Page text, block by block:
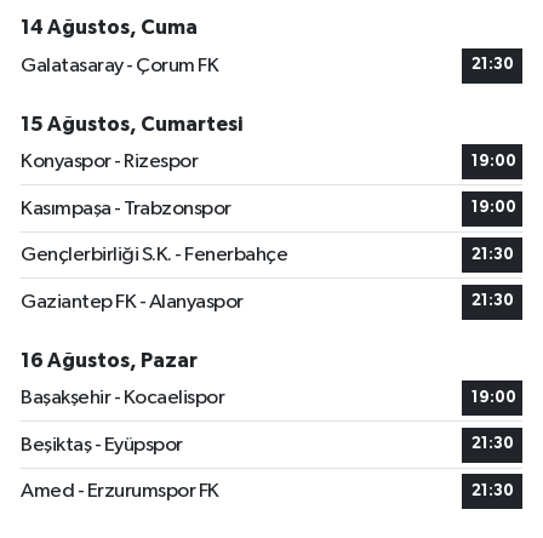
14 Ağustos, Cuma
Galatasaray - Çorum FK
21:30
15 Ağustos, Cumartesi
Konyaspor - Rizespor
19:00
Kasımpaşa - Trabzonspor 19:00
Gençlerbirliği S.K. - Fenerbahçe 21:30
Gaziantep FK - Alanyaspor 21:30
16 Ağustos, Pazar
Başakşehir - Kocaelispor
19:00
Beşiktaş - Eyüpspor 21:30
Amed - Erzurumspor FK 21:30